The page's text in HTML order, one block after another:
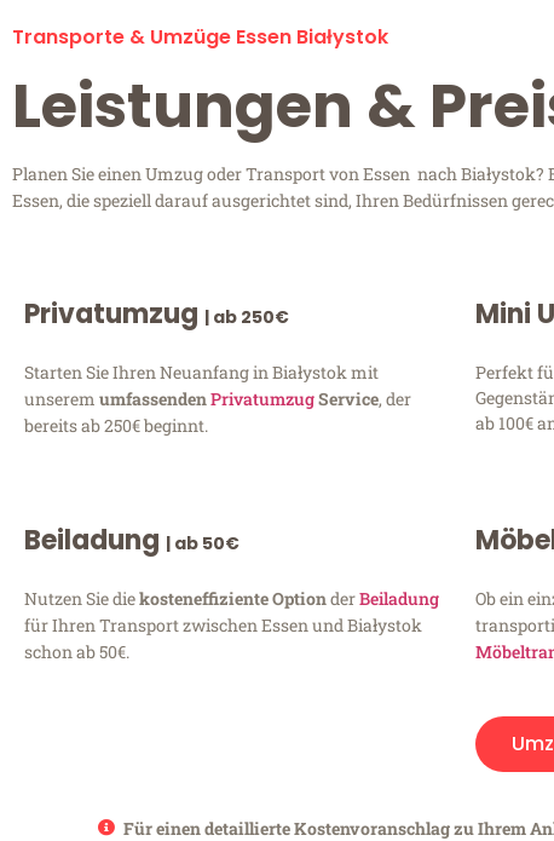
Transporte & Umzüge Essen Białystok
Leistungen &
Planen Sie einen Umzug oder Transport von Essen nach
Essen, die speziell darauf ausgerichtet sind, Ihren Bedürfnissen
Privatumzug | ab 250€
Starten Sie Ihren Neuanfang in Białystok mit
unserem umfassendenPrivatumzugService, der
bereits ab 250€ beginnt.
Mini
Perfekt
ab 100€
Beiladung | ab 50€
Nutzen Sie diekosteneffiziente OptionderBeiladung
für Ihren Transport zwischen Essen und Białystok
schon ab 50€.
Ob ein
Für einen detaillierte Kostenvoranschlag zu Ihrem